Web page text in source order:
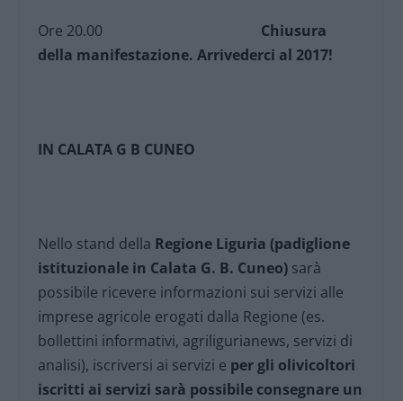
Ore 20.00 Chiusura
della manifestazione. Arrivederci al 2017!
IN CALATA G B CUNEO
Nello stand della Regione Liguria (padiglione
istituzionale in Calata G. B. Cuneo) sarà
possibile ricevere informazioni sui servizi alle
imprese agricole erogati dalla Regione (es.
bollettini informativi, agriligurianews, servizi di
analisi), iscriversi ai servizi e per gli olivicoltori
iscritti ai servizi sarà possibile consegnare un